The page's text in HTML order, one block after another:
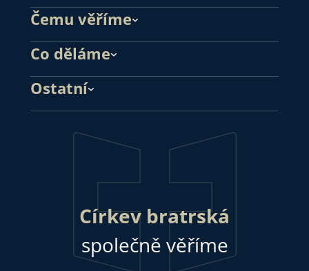
Čemu věříme
Co děláme
Ostatní
Církev bratrská
společně věříme